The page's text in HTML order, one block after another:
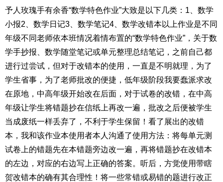
予人玫瑰手有余香“数学特色作业”大致是以下几类：1、数学
小报2、数学日记3、数学笔记4、数学改错本以上作业是不同
年级不同老师依本班情况着情布置的“数学特色作业”，关于数
学手抄报、数学随堂笔记或单元整理总结笔记，之前自己都
进行过尝试，但对于改错本的使用，一直是不明就理，为了
学生省事，为了老师批改的便捷，低年级阶段我要蠢派求改
在原地，中高年级开始改在后面，对于试卷的改错，在中高
年级让学生将错题抄在信纸上再改一遍，批改之后便被学生
当成废纸一样丢弃了，不利于学生保留！看了展出的改错
本，我和该作业本使用者本人沟通了使用方法：将每单元测
试卷上的错题先在本错题旁边改一遍，再将错题抄在改错本
的左边，对应的右边写上正确的答案。听后，方觉使用带瞎
贺改错本的确有其合理性！将一些常错或易错的题进行改正